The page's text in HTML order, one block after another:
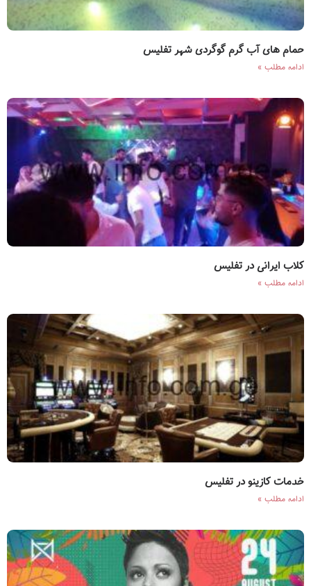
حمام های آب گرم گوگردی شهر تفلیس
ادامه مطلب »
کلاب ایرانی در تفلیس
ادامه مطلب »
خدمات کازینو در تفلیس
ادامه مطلب »